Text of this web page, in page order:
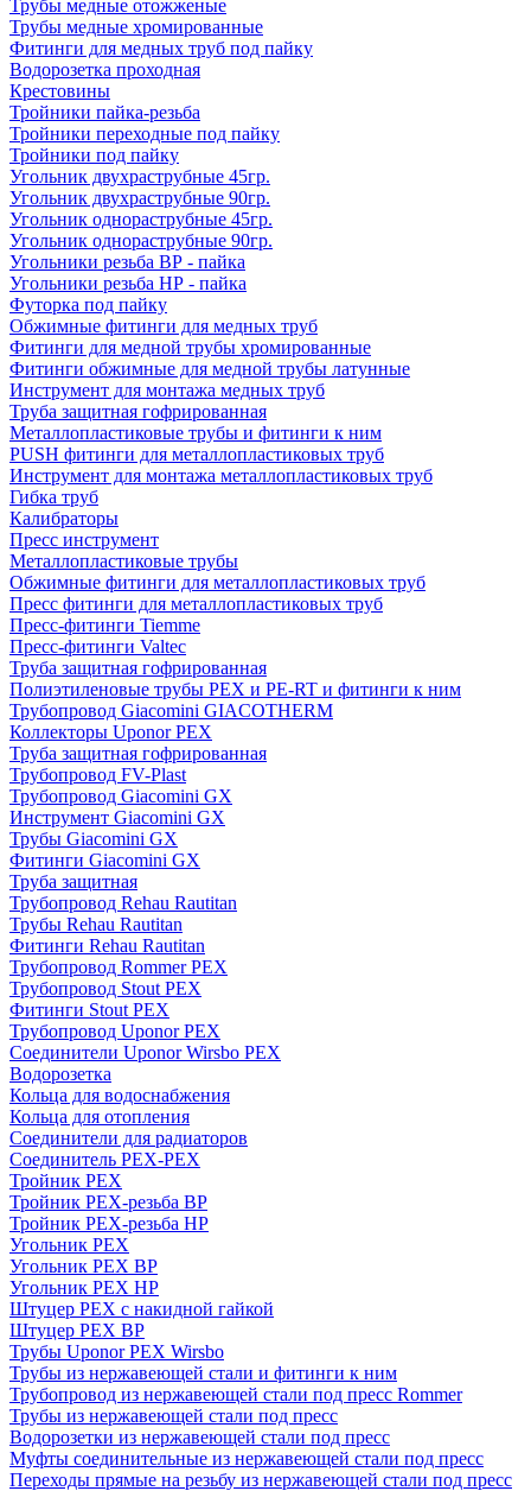
Трубы медные отожженые
Трубы медные хромированные
Фитинги для медных труб под пайку
Водорозетка проходная
Крестовины
Тройники пайка-резьба
Тройники переходные под пайку
Тройники под пайку
Угольник двухраструбные 45гр.
Угольник двухраструбные 90гр.
Угольник однораструбные 45гр.
Угольник однораструбные 90гр.
Угольники резьба ВР - пайка
Угольники резьба НР - пайка
Футорка под пайку
Обжимные фитинги для медных труб
Фитинги для медной трубы хромированные
Фитинги обжимные для медной трубы латунные
Инструмент для монтажа медных труб
Труба защитная гофрированная
Металлопластиковые трубы и фитинги к ним
PUSH фитинги для металлопластиковых труб
Инструмент для монтажа металлопластиковых труб
Гибка труб
Калибраторы
Пресс инструмент
Металлопластиковые трубы
Обжимные фитинги для металлопластиковых труб
Пресс фитинги для металлопластиковых труб
Пресс-фитинги Tiemme
Пресс-фитинги Valtec
Труба защитная гофрированная
Полиэтиленовые трубы PEX и PE-RT и фитинги к ним
Трубопровод Giacomini GIACOTHERM
Коллекторы Uponor PEX
Труба защитная гофрированная
Трубопровод FV-Plast
Трубопровод Giacomini GX
Инструмент Giacomini GX
Трубы Giacomini GX
Фитинги Giacomini GX
Труба защитная
Трубопровод Rehau Rautitan
Трубы Rehau Rautitan
Фитинги Rehau Rautitan
Трубопровод Rommer PEX
Трубопровод Stout PEX
Фитинги Stout PEX
Трубопровод Uponor PEX
Соединители Uponor Wirsbo PEX
Водорозетка
Кольца для водоснабжения
Кольца для отопления
Соединители для радиаторов
Соединитель PEX-PEX
Тройник PEX
Тройник PEX-резьба ВР
Тройник PEX-резьба НР
Угольник PEX
Угольник PEX ВР
Угольник PEX НР
Штуцер PEX c накидной гайкой
Штуцер PEX ВР
Трубы Uponor PEX Wirsbo
Трубы из нержавеющей стали и фитинги к ним
Трубопровод из нержавеющей стали под пресс Rommer
Трубы из нержавеющей стали под пресс
Водорозетки из нержавеющей стали под пресс
Муфты соединительные из нержавеющей стали под пресс
Переходы прямые на резьбу из нержавеющей стали под пресс